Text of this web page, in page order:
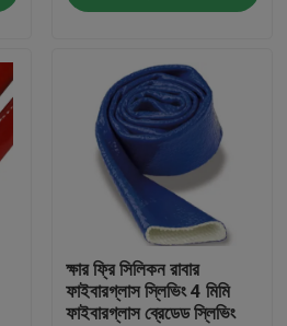
ক্ষার ফ্রি সিলিকন রাবার
ফাইবারগ্লাস স্লিভিং 4 মিমি
ফাইবারগ্লাস ব্রেডেড স্লিভিং